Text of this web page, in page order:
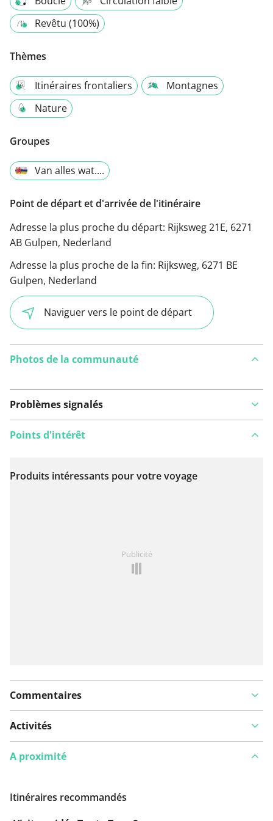
Revêtu (100%)
Thèmes
Itinéraires frontaliers
Montagnes
Nature
Groupes
Van alles wat....
Point de départ et d'arrivée de l'itinéraire
Adresse la plus proche du départ: Rijksweg 21E, 6271
AB Gulpen, Nederland
Adresse la plus proche de la fin: Rijksweg, 6271 BE
Gulpen, Nederland
Naviguer vers le point de départ
Photos de la communauté
Problèmes signalés
Voir sur la carte
Points d'intérêt
Produits intéressants pour votre voyage
Publicité
Commentaires
Activités
A proximité
Itinéraires recommandés